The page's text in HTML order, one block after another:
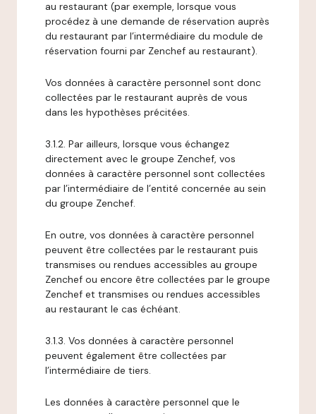
au restaurant (par exemple, lorsque vous
procédez à une demande de réservation auprès
du restaurant par l’intermédiaire du module de
réservation fourni par Zenchef au restaurant).
Vos données à caractère personnel sont donc
collectées par le restaurant auprès de vous
dans les hypothèses précitées.
3.1.2. Par ailleurs, lorsque vous échangez
directement avec le groupe Zenchef, vos
données à caractère personnel sont collectées
par l’intermédiaire de l’entité concernée au sein
du groupe Zenchef.
En outre, vos données à caractère personnel
peuvent être collectées par le restaurant puis
transmises ou rendues accessibles au groupe
Zenchef ou encore être collectées par le groupe
Zenchef et transmises ou rendues accessibles
au restaurant le cas échéant.
3.1.3. Vos données à caractère personnel
peuvent également être collectées par
l’intermédiaire de tiers.
Les données à caractère personnel que le